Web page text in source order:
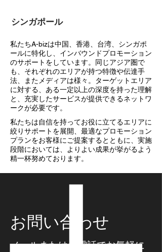
シンガポール
​私たちA-bizは中国、香港、台湾、シンガポ
ールに特化し、インバウンドプロモーション
のサポートをしています。同じアジア圏で
も、それぞれのエリアが持つ特徴や伝達手
法、またメディアは様々。ターゲットエリア
に対する、ある一定以上の深度を持った理解
と、充実したサービスが提供できるネットワ
ークが必要です。
私たちは自信を持ってお役に立てるエリアに
絞りサポートを展開、最適なプロモーション
プランをお客様にご提案するとともに、実施
段階においては、よりよい成果が挙がるよう
精一杯努めております。
お問い合わせ
メールまたはお電話でお気軽に